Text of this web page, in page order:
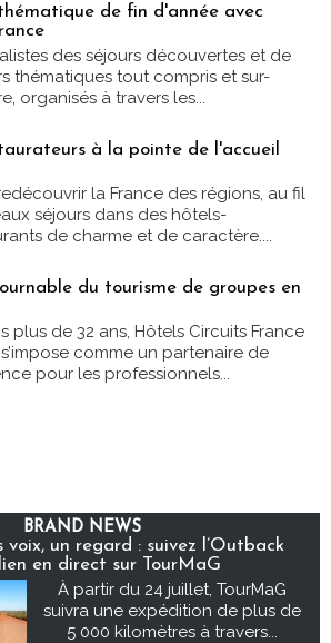
de fin d'année avec
des séjours découvertes et de
thématiques tout compris et sur-
organisés à travers les...
à la pointe de l'accueil
la France des régions, au fil
séjours dans des hôtels-
de charme et de caractère....
du tourisme de groupes en
plus de 32 ans, Hôtels Circuits France
s’impose comme un partenaire de
pour les professionnels...
BRAND NEWS
voix, un regard : suivez l’Outback
en direct sur TourMaG
À partir du 24 juillet, TourMaG
suivra une expédition de plus de
5 000 kilomètres à travers...